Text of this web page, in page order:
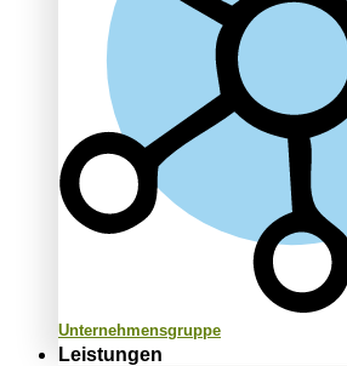
Unternehmensgruppe
Leistungen